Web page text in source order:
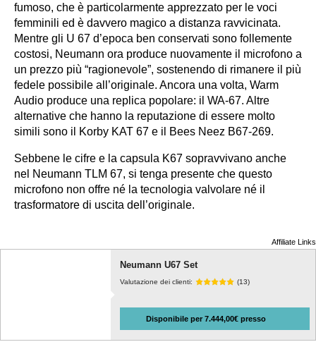
fumoso, che è particolarmente apprezzato per le voci
femminili ed è davvero magico a distanza ravvicinata.
Mentre gli U 67 d’epoca ben conservati sono follemente
costosi, Neumann ora produce nuovamente il microfono a
un prezzo più “ragionevole”, sostenendo di rimanere il più
fedele possibile all’originale. Ancora una volta, Warm
Audio produce una replica popolare: il WA-67. Altre
alternative che hanno la reputazione di essere molto
simili sono il Korby KAT 67 e il Bees Neez B67-269.
Sebbene le cifre e la capsula K67 sopravvivano anche
nel Neumann TLM 67, si tenga presente che questo
microfono non offre né la tecnologia valvolare né il
trasformatore di uscita dell’originale.
Affiliate Links
Neumann U67 Set
Valutazione dei clienti: (13)
Disponibile per 7.444,00€ presso